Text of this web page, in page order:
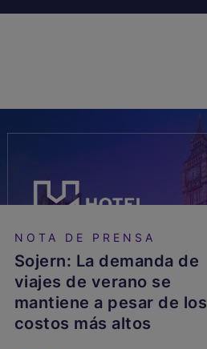
NOTA DE PRENSA
Sojern: La demanda de
viajes de verano se
mantiene a pesar de los
costos más altos